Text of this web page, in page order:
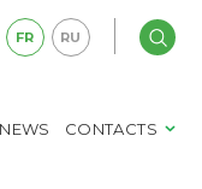
renversé avec rotor
NEWS CONTACTS
FR RU